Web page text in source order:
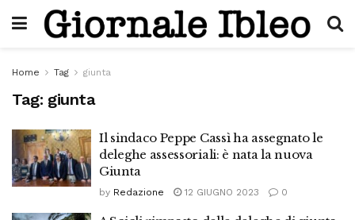
Home Tag giunta
Tag: giunta
Il sindaco Peppe Cassì ha assegnato le
deleghe assessoriali: è nata la nuova
Giunta
by Redazione 12 GIUGNO 2023 0